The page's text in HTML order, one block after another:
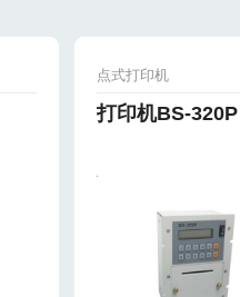
点式打印机
打印机BS-320P